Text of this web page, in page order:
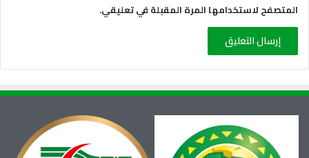
المتصفح لاستخدامها المرة المقبلة في تعليقي.